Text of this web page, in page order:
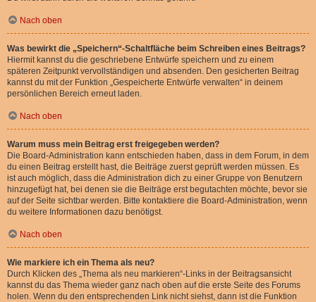
Nach oben
Was bewirkt die „Speichern“-Schaltfläche beim Schreiben eines Beitrags?
Hiermit kannst du die geschriebene Entwürfe speichern und zu einem
späteren Zeitpunkt vervollständigen und absenden. Den gesicherten Beitrag
kannst du mit der Funktion „Gespeicherte Entwürfe verwalten“ in deinem
persönlichen Bereich erneut laden.
Nach oben
Warum muss mein Beitrag erst freigegeben werden?
Die Board-Administration kann entschieden haben, dass in dem Forum, in dem
du einen Beitrag erstellt hast, die Beiträge zuerst geprüft werden müssen. Es
ist auch möglich, dass die Administration dich zu einer Gruppe von Benutzern
hinzugefügt hat, bei denen sie die Beiträge erst begutachten möchte, bevor sie
auf der Seite sichtbar werden. Bitte kontaktiere die Board-Administration, wenn
du weitere Informationen dazu benötigst.
Nach oben
Wie markiere ich ein Thema als neu?
Durch Klicken des „Thema als neu markieren“-Links in der Beitragsansicht
kannst du das Thema wieder ganz nach oben auf die erste Seite des Forums
holen. Wenn du den entsprechenden Link nicht siehst, dann ist die Funktion